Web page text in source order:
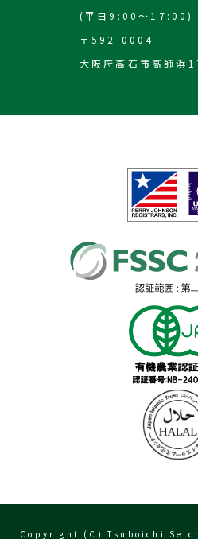
(平日9:00～17:00)
〒592-0004
大阪府高石市高師浜
Copyright (C) Tsuboichi